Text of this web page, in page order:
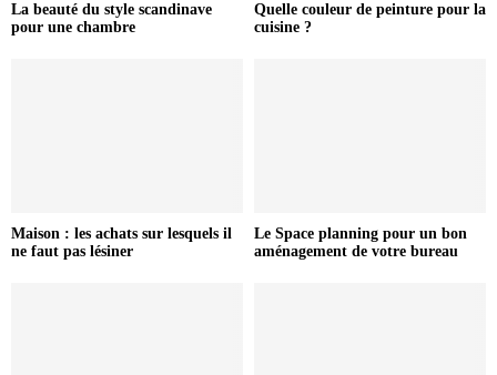
La beauté du style scandinave
pour une chambre
Quelle couleur de peinture pour la
cuisine ?
Maison : les achats sur lesquels il
ne faut pas lésiner
Le Space planning pour un bon
aménagement de votre bureau